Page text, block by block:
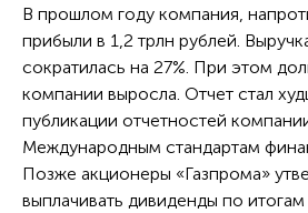
В прошлом году компания,
прибыли в 1,2 трлн рублей.
сократилась на 27%. При этом
компании выросла. Отчет стал
публикации отчетностей
Международным стандартам
Позже акционеры «Газпрома»
выплачивать дивиденды по